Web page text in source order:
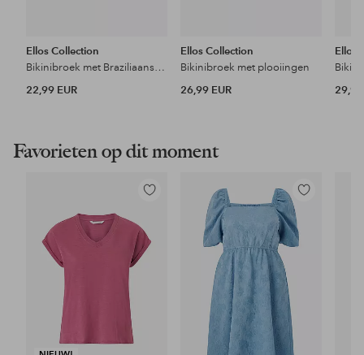
Ellos Collection
Bikinibroek met Braziliaanse snit
22,99 EUR
Ellos Collection
Bikinibroek met plooiingen
26,99 EUR
Ellos
29,99
Favorieten op dit moment
Toevoegen
favorieten
Toevoegen
aan
favorieten